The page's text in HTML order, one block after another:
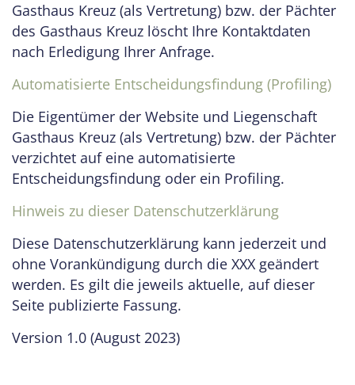
Gasthaus Kreuz (als Vertretung) bzw. der Pächter
des Gasthaus Kreuz löscht Ihre Kontaktdaten
nach Erledigung Ihrer Anfrage.
Automatisierte Entscheidungsfindung (Profiling)
Die Eigentümer der Website und Liegenschaft
Gasthaus Kreuz (als Vertretung) bzw. der Pächter
verzichtet auf eine automatisierte
Entscheidungsfindung oder ein Profiling.
Hinweis zu dieser Datenschutzerklärung
Diese Datenschutzerklärung kann jederzeit und
ohne Vorankündigung durch die XXX geändert
werden. Es gilt die jeweils aktuelle, auf dieser
Seite publizierte Fassung.
Version 1.0 (August 2023)